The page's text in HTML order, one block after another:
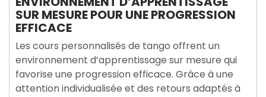
SUR MESURE POUR UNE PROGRESSION
EFFICACE
Les cours personnalisés de tango offrent un
environnement d’apprentissage sur mesure qui
favorise une progression efficace. Grâce à une
attention individualisée et des retours adaptés à